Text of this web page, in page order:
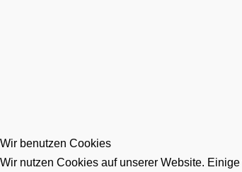
Wir benutzen Cookies
Wir nutzen Cookies auf unserer Website.